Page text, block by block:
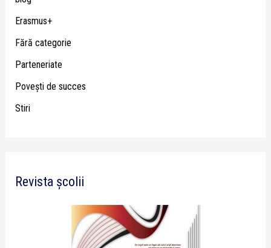
Erasmus+
Fără categorie
Parteneriate
Poveşti de succes
Stiri
Revista școlii